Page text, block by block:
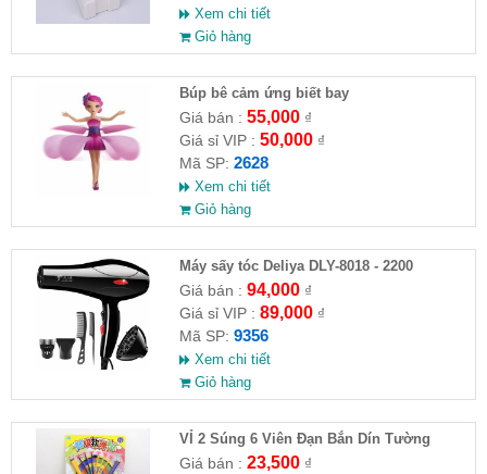
Xem chi tiết
Giỏ hàng
​Búp bê cảm ứng biết bay
Giá bán : 55,000₫
Giá sỉ VIP : 50,000₫
Mã SP: 2628
Xem chi tiết
Giỏ hàng
Máy sấy tóc Deliya DLY-8018 - 2200
Giá bán : 94,000₫
Giá sỉ VIP : 89,000₫
Mã SP: 9356
Xem chi tiết
Giỏ hàng
VỈ 2 Súng 6 Viên Đạn Bắn Dín Tường
Giá bán : 23,500₫